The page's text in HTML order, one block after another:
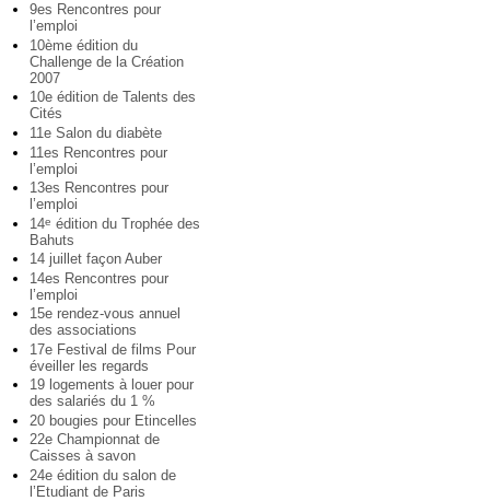
9es Rencontres pour
l’emploi
10ème édition du
Challenge de la Création
2007
10e édition de Talents des
Cités
11e Salon du diabète
11es Rencontres pour
l’emploi
13es Rencontres pour
l’emploi
14e édition du Trophée des
Bahuts
14 juillet façon Auber
14es Rencontres pour
l’emploi
15e rendez-vous annuel
des associations
17e Festival de films Pour
éveiller les regards
19 logements à louer pour
des salariés du 1 %
20 bougies pour Etincelles
22e Championnat de
Caisses à savon
24e édition du salon de
l’Etudiant de Paris